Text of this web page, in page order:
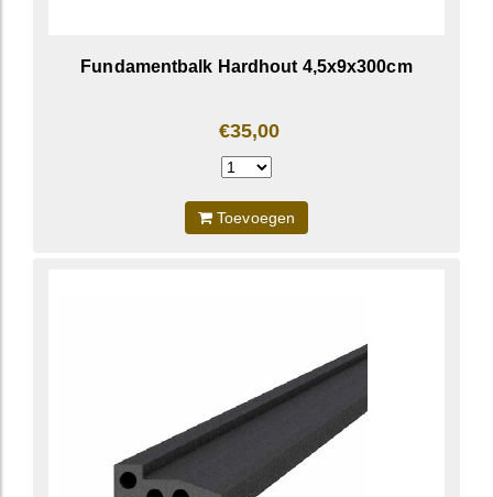
Fundamentbalk Hardhout 4,5x9x300cm
€35,00
Toevoegen